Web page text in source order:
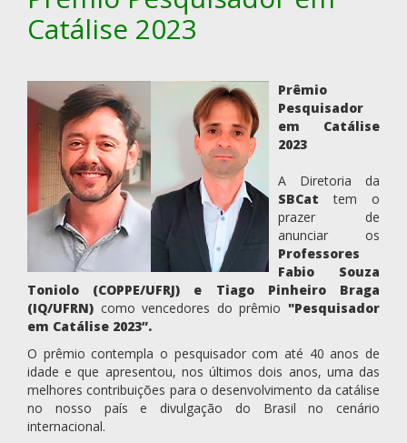
Catálise 2023
Prêmio
Pesquisador
em Catálise
2023
A Diretoria da
SBCat tem o
prazer de
anunciar os
Professores
Fabio Souza
Toniolo (COPPE/UFRJ) e Tiago Pinheiro Braga
(IQ/UFRN) como vencedores do prêmio "Pesquisador
em Catálise 2023”.
O prêmio contempla o pesquisador com até 40 anos de
idade e que apresentou, nos últimos dois anos, uma das
melhores contribuições para o desenvolvimento da catálise
no nosso país e divulgação do Brasil no cenário
internacional.